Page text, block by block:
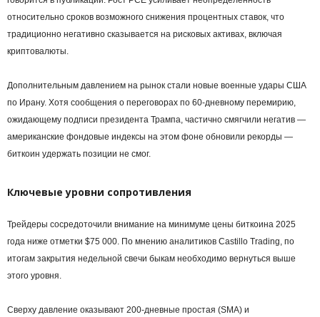
относительно сроков возможного снижения процентных ставок, что
традиционно негативно сказывается на рисковых активах, включая
криптовалюты.
Дополнительным давлением на рынок стали новые военные удары США
по Ирану. Хотя сообщения о переговорах по 60-дневному перемирию,
ожидающему подписи президента Трампа, частично смягчили негатив —
американские фондовые индексы на этом фоне обновили рекорды —
биткоин удержать позиции не смог.
Ключевые уровни сопротивления
Трейдеры сосредоточили внимание на минимуме цены биткоина 2025
года ниже отметки $75 000. По мнению аналитиков Castillo Trading, по
итогам закрытия недельной свечи быкам необходимо вернуться выше
этого уровня.
Сверху давление оказывают 200-дневные простая (SMA) и